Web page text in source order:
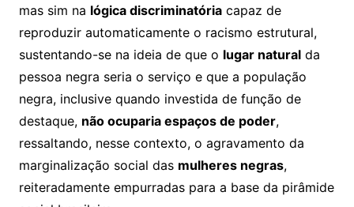
mas sim na lógica discriminatóriacapaz de
reproduzir automaticamente o racismo estrutural,
sustentando-se na ideia de que o lugar naturalda
pessoa negra seria o serviço e que a população
negra, inclusive quando investida de função de
destaque, não ocuparia espaços de poder,
ressaltando, nesse contexto, o agravamento da
marginalização social das mulheres negras,
reiteradamente empurradas para a base da pirâmide